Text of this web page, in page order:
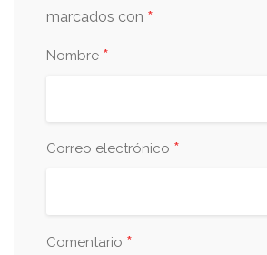
marcados con *
Nombre *
Correo electrónico *
Comentario *